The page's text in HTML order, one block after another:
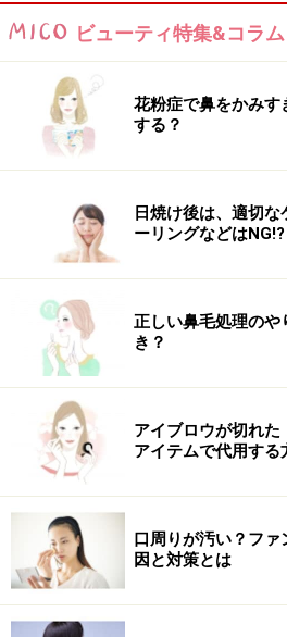
ビューティ特集&コラム
花粉症で鼻をかみす
する？
日焼け後は、適切
ーリングなどはNG!?
正しい鼻毛処理の
き？
アイブロウが切れ
アイテムで代用する
口周りが汚い？フ
因と対策とは